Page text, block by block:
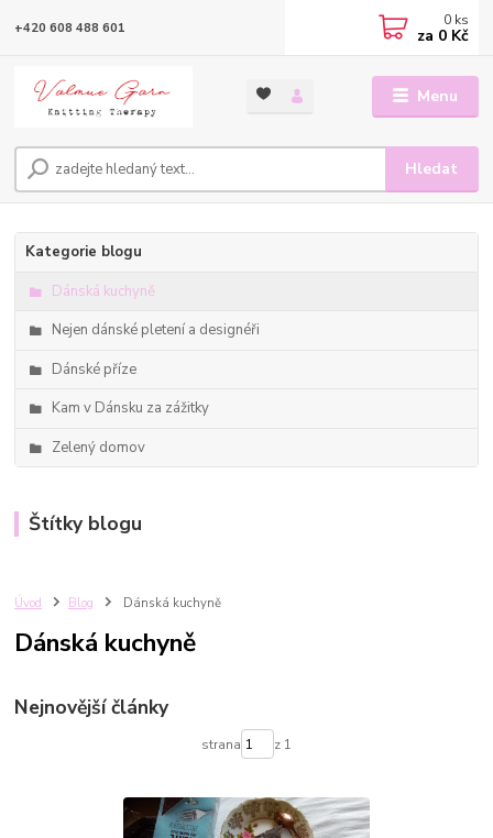
Menu
Hledat
+420 608 488 601 0 ks
za 0 Kč
Kategorie blogu
Dánská kuchyně
Nejen dánské pletení a designéři
Dánské příze
Kam v Dánsku za zážitky
Zelený domov
Štítky blogu
Úvod Blog Dánská kuchyně
Dánská kuchyně
Nejnovější články
strana z 1